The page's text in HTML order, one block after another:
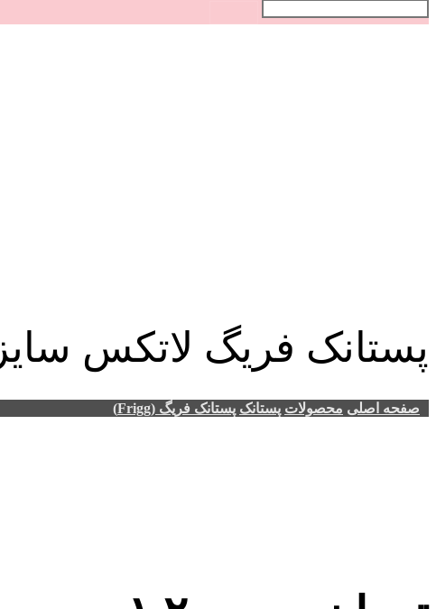
پستانک فریگ لاتکس سایز 2 گلبرگی رنگ Woodchuck (گوشتی)
صفحه اصلی محصولات پستانک پستانک فریگ (Frigg)